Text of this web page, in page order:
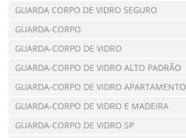
GUARDA CORPO DE VIDRO SEGURO
GUARDA-CORPO
GUARDA-CORPO DE VIDRO
GUARDA-CORPO DE VIDRO ALTO PADRÃO
GUARDA-CORPO DE VIDRO APARTAMENTO
GUARDA-CORPO DE VIDRO E MADEIRA
GUARDA-CORPO DE VIDRO SP